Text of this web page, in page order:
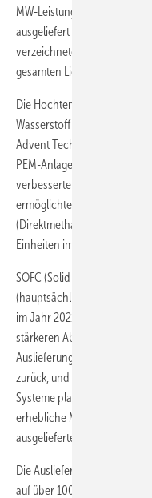
MW-Leistung. Von den fast
ausgeliefert wurden, waren
verzeichneten PEM-
gesamten Liefervolumens
Die Hochtemperatur-PEM,
Wasserstoff als Brennstoff
Advent Technologies.
PEM-Anlagen ausmacht,
verbesserten Logistik und
ermöglichten längeren
(Direktmethanol) hatten ein
Einheiten im Jahr 2022,
SOFC (Solid Oxide)
(hauptsächlich Mikro-KWK,
im Jahr 2021 auf 249 im
stärkeren Absatz von Bloom
Auslieferungen von PAFC
zurück, und während 2022
Systeme platziert wurden,
erhebliche Mengen an
ausgelieferten Systemen.
Die Auslieferungen von AFC-
auf über 100 Einheiten im